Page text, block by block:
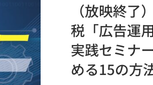
（放映終
税「広告運
実践セミナ
める15の方